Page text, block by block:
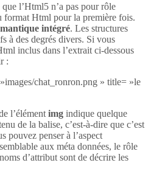
l’Html5 n’a pas pour rôle
format Html pour la première fois.
intégré. Les structures
à des degrés divers. Si vous
inclus dans l’extrait ci-dessous
:
chat_ronron.png » title= »le
l’élément img indique quelque
de la balise, c’est-à-dire que c’est
pouvez penser à l’aspect
aux méta données, le rôle
d’attribut sont de décrire les